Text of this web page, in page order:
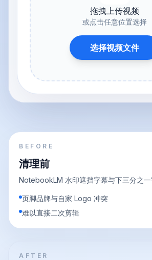
拖拽上传视频
或点击任意位置选择
选择视频文件
BEFORE
清理前
NotebookLM 水印遮挡字幕与下三分之一
页脚品牌与自家 Logo 冲突
难以直接二次剪辑
AFTER